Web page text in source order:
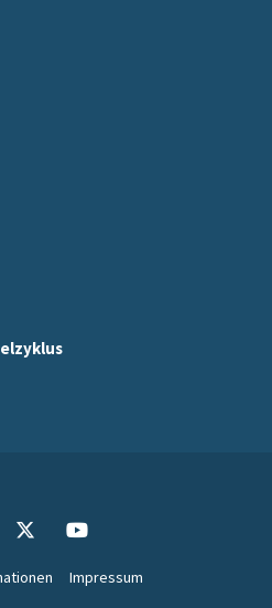
Impressum